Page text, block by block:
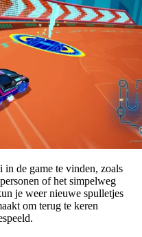
in de game te vinden, zoals
of het simpelweg
je weer nieuwe spulletjes
om terug te keren